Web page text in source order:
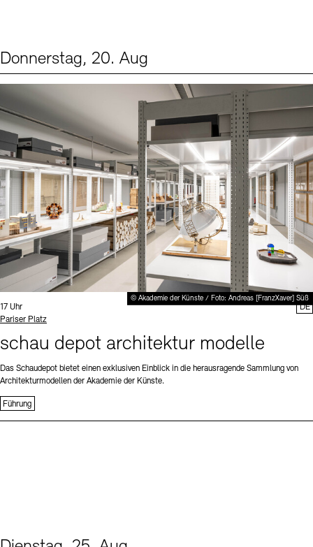
Donnerstag, 20. Aug
© Akademie der Künste / Foto: Andreas [FranzXaver] Süß
Uhrzeit:
17 Uhr
Standort
Pariser Platz
schau depot architektur modelle
Das Schaudepot bietet einen exklusiven Einblick in die herausragende Sammlung von
Architekturmodellen der Akademie der Künste.
Führung
DE